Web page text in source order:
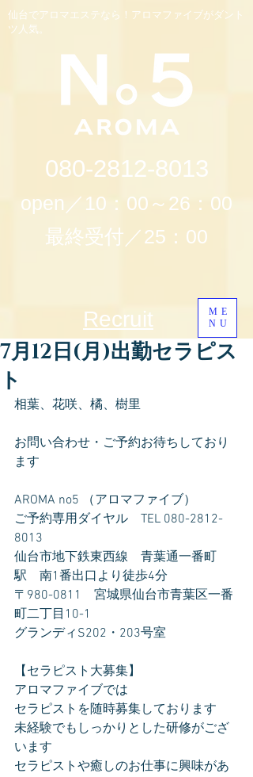
仙台でアロマエステなら！アロマファイブがダント
ツ人気。
080-2812-8013
open／10：00～26：00
最終受付／25：00
ME
NU
Recruit
7月12日(月)出勤セラピス
ト
相葉、花咲、橘、樹里
お問い合わせ・ご予約お待ちしており
ます
AROMA no5 （アロマファイブ）
ご予約専用ダイヤル　TEL 080-2812-
8013
仙台市地下鉄東西線　青葉通一番町
駅　南1番出口より徒歩4分
〒980-0811　宮城県仙台市青葉区一番
町二丁目10-1
グランディS202・203号室
【セラピスト大募集】
アロマファイブでは
セラピストを随時募集しております
未経験でもしっかりとした研修がござ
います
セラピストや癒しのお仕事に興味があ